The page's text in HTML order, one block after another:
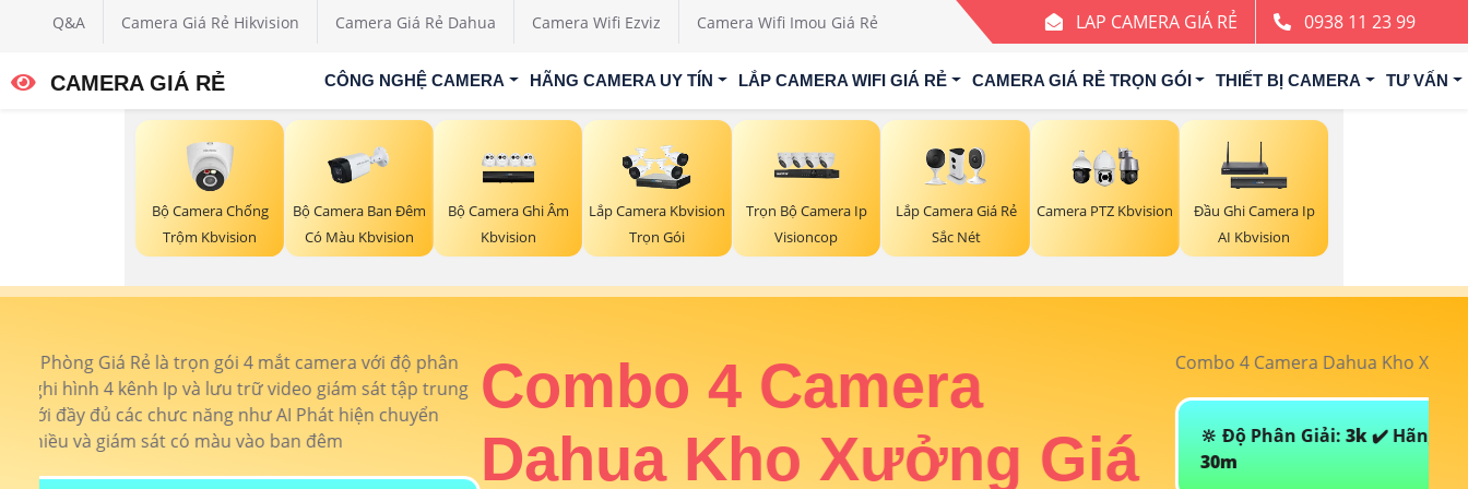
Q&A Camera Giá Rẻ Hikvision Camera Giá Rẻ Dahua Camera Wifi Ezviz Camera Wifi Imou Giá Rẻ LAP CAMERA GIÁ RẺ 0938 11 23 99
CAMERA GIÁ RẺ CÔNG NGHỆ CAMERA HÃNG CAMERA UY TÍN LẮP CAMERA WIFI GIÁ RẺ CAMERA GIÁ RẺ TRỌN GÓI THIẾT BỊ CAMERA TƯ VẤN
Bộ Camera Chống
Trộm Kbvision
Bộ Camera Ban Đêm
Có Màu Kbvision
Bộ Camera Ghi Âm
Kbvision
Lắp Camera Kbvision
Trọn Gói
Trọn Bộ Camera Ip
Visioncop
Lắp Camera Giá Rẻ
Sắc Nét
Camera PTZ Kbvision
Đầu Ghi Camera Ip
AI Kbvision
Combo 4 Camera
Dahua Kho Xưởng Giá
Combo 4 Camera Dahua Kho Xưởng tại An Thành Phát chỉ với5. 500
🔆 Độ Phân Giải: 3k Dahua💯 GIám Sát Ban Đêm :Hồng Ngoại
30m